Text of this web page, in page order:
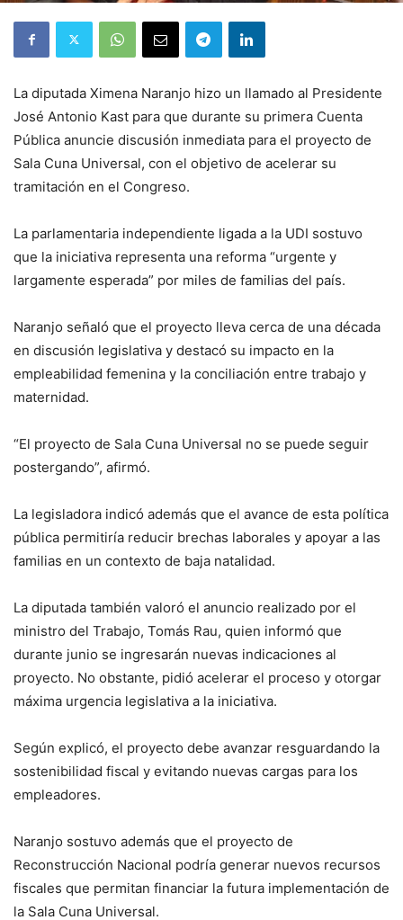
La diputada Ximena Naranjo hizo un llamado al Presidente
José Antonio Kast para que durante su primera Cuenta
Pública anuncie discusión inmediata para el proyecto de
Sala Cuna Universal, con el objetivo de acelerar su
tramitación en el Congreso.
La parlamentaria independiente ligada a la UDI sostuvo
que la iniciativa representa una reforma “urgente y
largamente esperada” por miles de familias del país.
Naranjo señaló que el proyecto lleva cerca de una década
en discusión legislativa y destacó su impacto en la
empleabilidad femenina y la conciliación entre trabajo y
maternidad.
“El proyecto de Sala Cuna Universal no se puede seguir
postergando”, afirmó.
La legisladora indicó además que el avance de esta política
pública permitiría reducir brechas laborales y apoyar a las
familias en un contexto de baja natalidad.
La diputada también valoró el anuncio realizado por el
ministro del Trabajo, Tomás Rau, quien informó que
durante junio se ingresarán nuevas indicaciones al
proyecto. No obstante, pidió acelerar el proceso y otorgar
máxima urgencia legislativa a la iniciativa.
Según explicó, el proyecto debe avanzar resguardando la
sostenibilidad fiscal y evitando nuevas cargas para los
empleadores.
Naranjo sostuvo además que el proyecto de
Reconstrucción Nacional podría generar nuevos recursos
fiscales que permitan financiar la futura implementación de
la Sala Cuna Universal.